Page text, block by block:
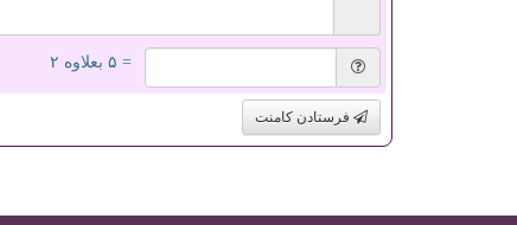
= ۵ بعلاوه ۲
فرستادن کامنت